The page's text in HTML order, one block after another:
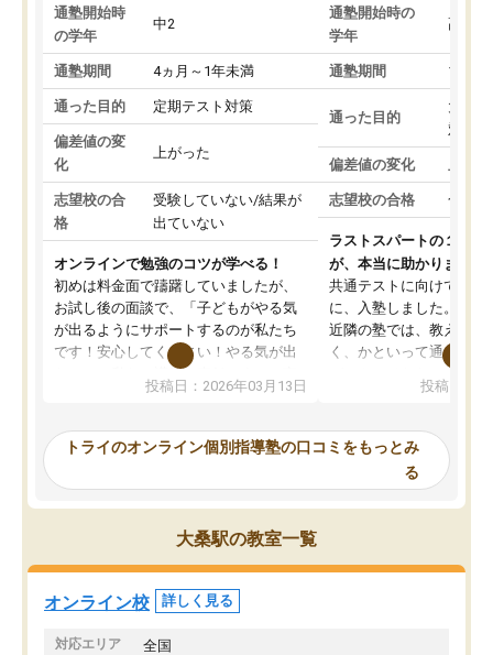
通塾開始時
の学年
中2
通塾期間 4ヵ月～1年未満
通った目的 定期テスト対策
偏差値の変
化
上がった
志望校の合
格
受験していない/結果が
出ていない
オンラインで勉強のコツが学べる！
初めは料金面で躊躇していましたが、
お試し後の面談で、「子どもがやる気
が出るようにサポートするのが私たち
です！安心してください！やる気が出
ないのは私たち講師の責任です」と言
ってくださり、確かに！と考えて、思
ったんですが、学生の先生から学ぶこ
み、徐々に成績が上がったらいいなと
思っていました。何が今足りないのか
を的確に指導いただき、子どももびっ
くりするほど楽しんでやる気を持って
塾を受けています。狙い通り、少しず
つ成績も上がり、苦手意識も無くなっ
てきたので、さらに苦手な数学も追加
でお願いしました。来年の高校受験に
投稿日：2026年03月13日
通塾開始時の
学年
高3
通塾期間 1～3
通った目的
大学
対策
偏差値の変化 上が
志望校の合格 合格
ラストスパートの１か月
が、本当に助かりました
共通テストに向けての追
に、入塾しました。田舎
近隣の塾では、教えても
く、かといって通うには
可能なので本当に助か
らないところをピンポイ
頂いて、とてもわかり
していました。一生を
スト、多少お金がかかっ
投稿日：
トライのオンライン個別指導塾の口コミをもっとみ
る
大桑駅の教室一覧
オンライン校 詳しく見る
対応エリア 全国